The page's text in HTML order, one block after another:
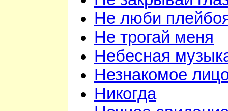
Не люби
Не трогай меня
Небесная
Незнакомое
Никогда